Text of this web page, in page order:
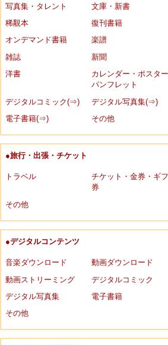
写真集・タレント
文庫・新書
稀覯本
復刊書籍
オンデマンド書籍
楽譜
雑誌
新聞
洋書
カレンダー・ポスター
パンフレット
デジタルコミック(⇒)
デジタル写真集(⇒)
電子書籍(⇒)
その他
●旅行・出張・チケット
トラベル
チケット・金券・ギ
券
その他
●デジタルコンテンツ
音楽ダウンロード
動画ダウンロード
動画ストリーミング
デジタルコミック
デジタル写真集
電子書籍
その他